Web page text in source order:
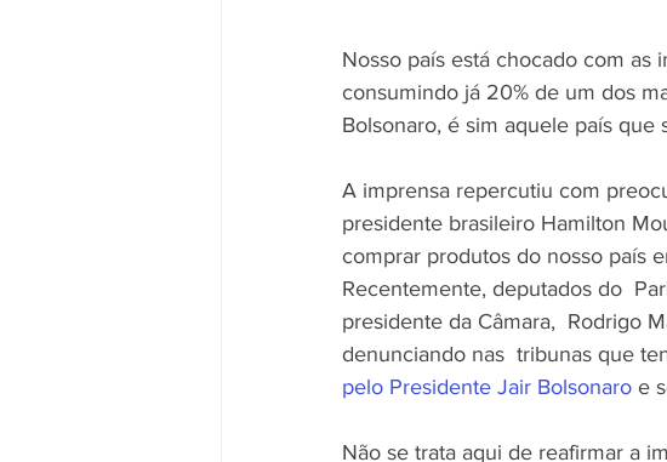
ODS 1 - Erradicação da Pobreza ODS 2 -
Nosso país está chocado com as
consumindo já 20% de um dos
Bolsonaro, é sim aquele país
A imprensa repercutiu com
presidente brasileiro Hamilton
comprar produtos do nosso país
Recentemente, deputados do
presidente da Câmara,  Rodrigo
denunciando nas  tribunas que
pelo Presidente Jair Bolsonaro e
Não se trata aqui de reafirmar a